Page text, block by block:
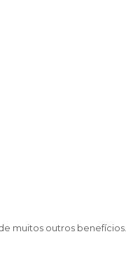
muitos outros benefícios.